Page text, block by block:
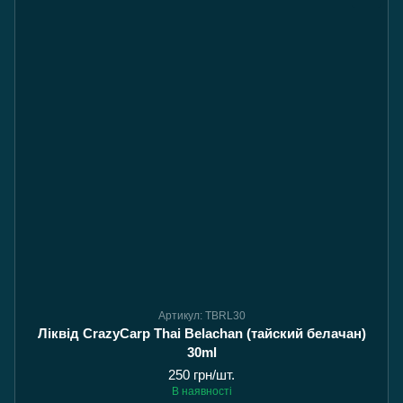
Артикул: TBRL30
Ліквід CrazyCarp Thai Belachan (тайский белачан)
30ml
250 грн/шт.
В наявності